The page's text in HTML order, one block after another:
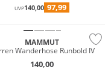
UVP140,00 97,99
MAMMUT
Wanderhose Runbold IV
140,00